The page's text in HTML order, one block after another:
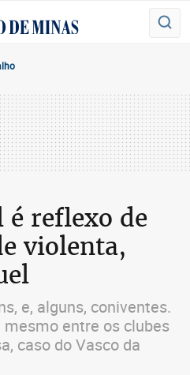
é reflexo de
violenta,
e, alguns, coniventes.
entre os clubes
caso do Vasco da